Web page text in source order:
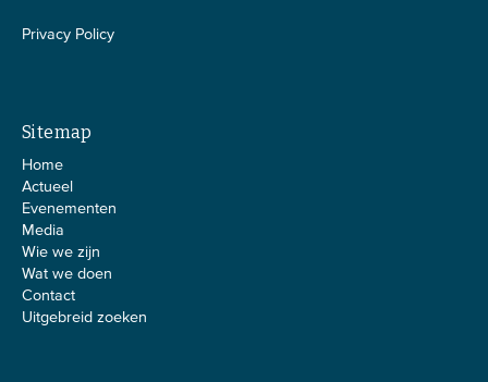
Privacy Policy
Sitemap
Home
Actueel
Evenementen
Media
Wie we zijn
Wat we doen
Contact
Uitgebreid zoeken